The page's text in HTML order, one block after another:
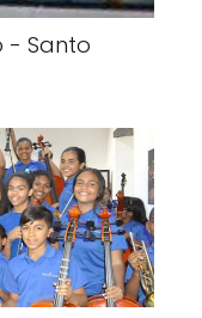
- Santo